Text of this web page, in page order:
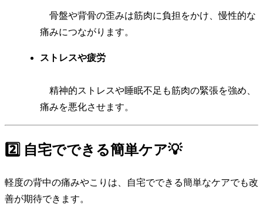
骨盤や背骨の歪みは筋肉に負担をかけ、慢性的な
痛みにつながります。
ストレスや疲労
精神的ストレスや睡眠不足も筋肉の緊張を強め、
痛みを悪化させます。
2️⃣ 自宅でできる簡単ケア💡
軽度の背中の痛みやこりは、自宅でできる簡単なケアでも改
善が期待できます。